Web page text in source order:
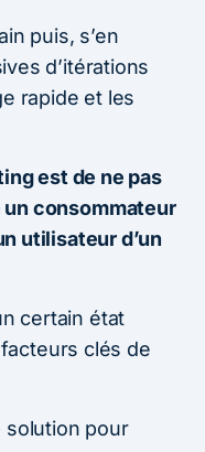
puis, s’en
d’itérations
rapide et les
est de ne pas
consommateur
utilisateur d’un
certain état
clés de
solution pour